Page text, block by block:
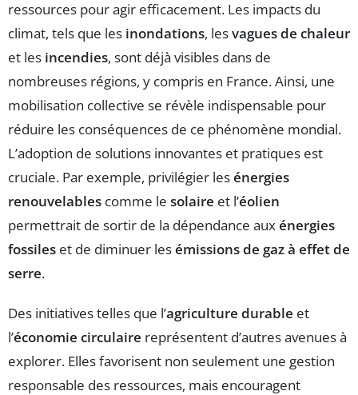
ressources pour agir efficacement. Les impacts du
climat, tels que les inondations, lesvagues de chaleur
et les incendies, sont déjà visibles dans de
nombreuses régions, y compris en France. Ainsi, une
mobilisation collective se révèle indispensable pour
réduire les conséquences de ce phénomène mondial.
L’adoption de solutions innovantes et pratiques est
cruciale. Par exemple, privilégier lesénergies
renouvelables comme le solaire et l’éolien
permettrait de sortir de la dépendance auxénergies
fossiles et de diminuer lesémissions de gaz à effet de
serre.
Des initiatives telles que l’agriculture durable et
l’économie circulaire représentent d’autres avenues à
explorer. Elles favorisent non seulement une gestion
responsable des ressources, mais encouragent